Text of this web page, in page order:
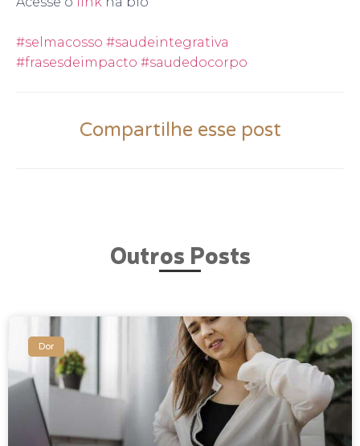
#selmacosso #saudeintegrativa
#frasesdeimpacto #saudedocorpo
Compartilhe esse post
Outros Posts
Dor